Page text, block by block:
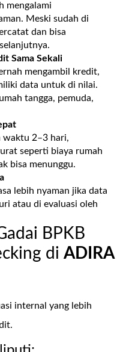
mengalami
Meski sudah di
dan bisa
Sama Sekali
mengambil kredit,
data untuk di nilai.
tangga, pemuda,
waktu 2–3 hari,
seperti biaya rumah
bisa menunggu.
lebih nyaman jika data
atau di evaluasi oleh
BPKB
di ADIRA
internal yang lebih